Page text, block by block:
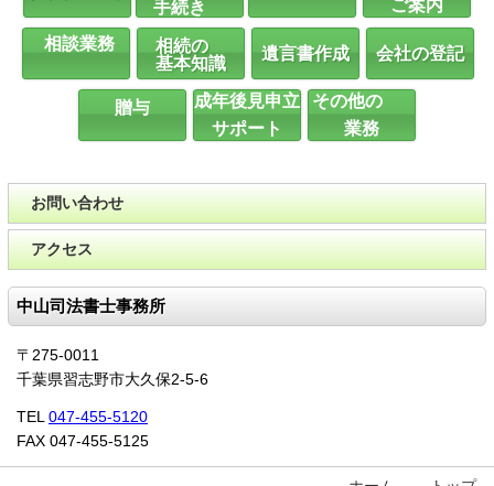
手続き
ご案内
相談業務
相続の
基本知識
遺言書作成 会社の登記
贈与
成年後見申立
サポート
その他の
業務
お問い合わせ
アクセス
中山司法書士事務所
〒275-0011
千葉県習志野市大久保2-5-6
TEL 047-455-5120
FAX 047-455-5125